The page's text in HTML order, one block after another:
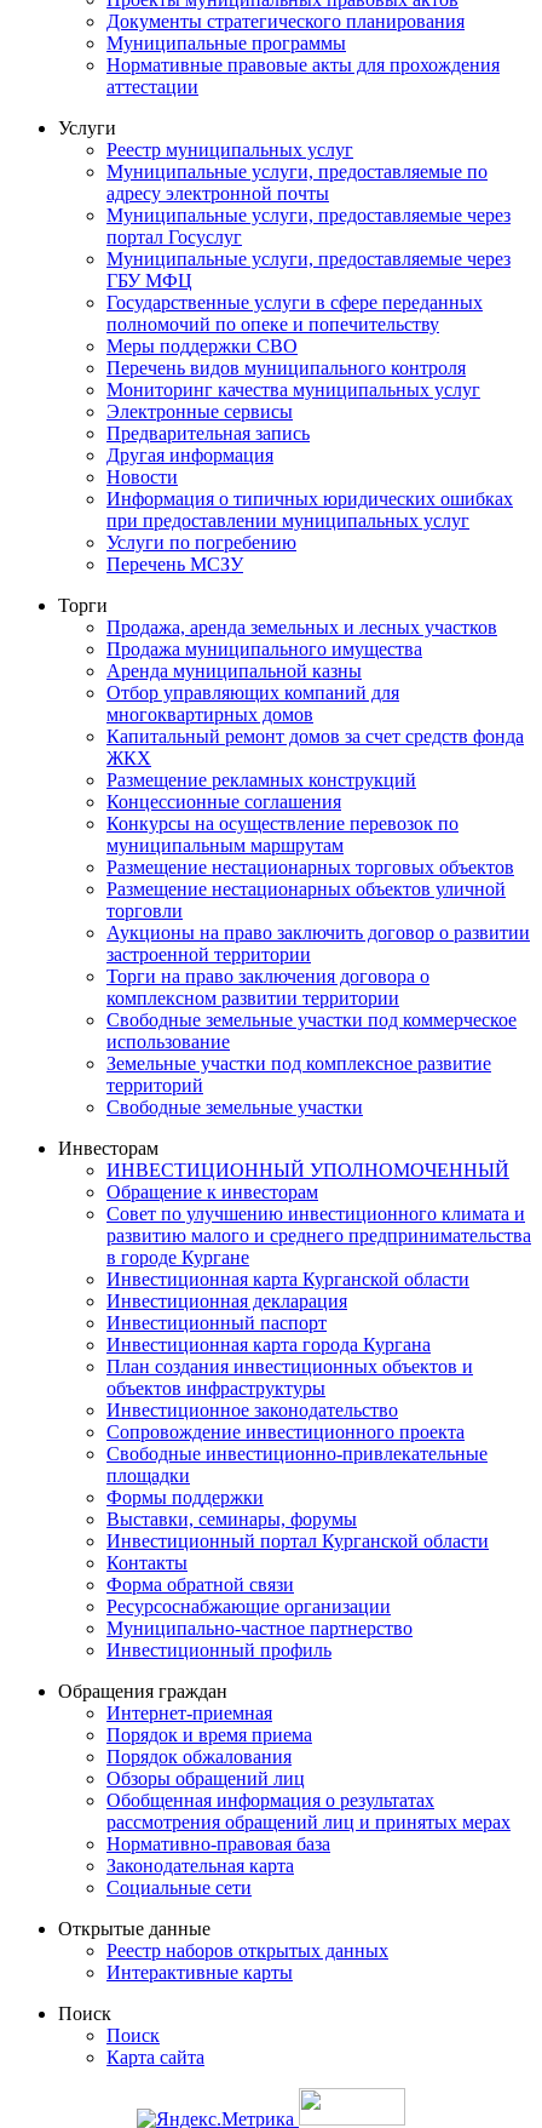
Документы стратегического планирования
Муниципальные программы
Нормативные правовые акты для прохождения
аттестации
Услуги
Реестр муниципальных услуг
Муниципальные услуги, предоставляемые по
адресу электронной почты
Муниципальные услуги, предоставляемые через
портал Госуслуг
Муниципальные услуги, предоставляемые через
ГБУ МФЦ
Государственные услуги в сфере переданных
полномочий по опеке и попечительству
Меры поддержки СВО
Перечень видов муниципального контроля
Мониторинг качества муниципальных услуг
Электронные сервисы
Предварительная запись
Другая информация
Новости
Информация о типичных юридических ошибках
при предоставлении муниципальных услуг
Услуги по погребению
Перечень МСЗУ
Торги
Продажа, аренда земельных и лесных участков
Продажа муниципального имущества
Аренда муниципальной казны
Отбор управляющих компаний для
многоквартирных домов
Капитальный ремонт домов за счет средств фонда
ЖКХ
Размещение рекламных конструкций
Концессионные соглашения
Конкурсы на осуществление перевозок по
муниципальным маршрутам
Размещение нестационарных торговых объектов
Размещение нестационарных объектов уличной
торговли
Аукционы на право заключить договор о развитии
застроенной территории
Торги на право заключения договора о
комплексном развитии территории
Свободные земельные участки под коммерческое
использование
Земельные участки под комплексное развитие
территорий
Свободные земельные участки
Инвесторам
ИНВЕСТИЦИОННЫЙ УПОЛНОМОЧЕННЫЙ
Обращение к инвесторам
Совет по улучшению инвестиционного климата и
развитию малого и среднего предпринимательства
в городе Кургане
Инвестиционная карта Курганской области
Инвестиционная декларация
Инвестиционный паспорт
Инвестиционная карта города Кургана
План создания инвестиционных объектов и
объектов инфраструктуры
Инвестиционное законодательство
Сопровождение инвестиционного проекта
Свободные инвестиционно-привлекательные
площадки
Формы поддержки
Выставки, семинары, форумы
Инвестиционный портал Курганской области
Контакты
Форма обратной связи
Ресурсоснабжающие организации
Муниципально-частное партнерство
Инвестиционный профиль
Обращения граждан
Интернет-приемная
Порядок и время приема
Порядок обжалования
Обзоры обращений лиц
Обобщенная информация о результатах
рассмотрения обращений лиц и принятых мерах
Нормативно-правовая база
Законодательная карта
Социальные сети
Открытые данные
Реестр наборов открытых данных
Интерактивные карты
Поиск
Поиск
Карта сайта